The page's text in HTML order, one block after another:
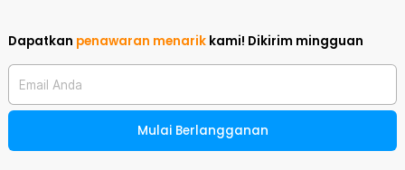
Dapatkan penawaran menarik kami! Dikirim mingguan
Email Anda
Mulai Berlangganan